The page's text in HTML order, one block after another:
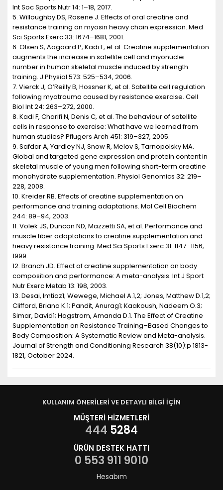
Int Soc Sports Nutr 14: 1–18, 2017.
5. Willoughby DS, Rosene J. Effects of oral creatine and
resistance training on myosin heavy chain expression. Med
Sci Sports Exerc 33: 1674–1681, 2001.
6. Olsen S, Aagaard P, Kadi F, et al. Creatine supplementation
augments the increase in satellite cell and myonuclei
number in human skeletal muscle induced by strength
training. J Physiol 573: 525–534, 2006.
7. Vierck J, O’Reilly B, Hossner K, et al. Satellite cell regulation
following myotrauma caused by resistance exercise. Cell
Biol Int 24: 263–272, 2000.
8. Kadi F, Charifi N, Denis C, et al. The behaviour of satellite
cells in response to exercise: What have we learned from
human studies? Pflugers Arch 451: 319–327, 2005.
9. Safdar A, Yardley NJ, Snow R, Melov S, Tarnopolsky MA.
Global and targeted gene expression and protein content in
skeletal muscle of young men following short-term creatine
monohydrate supplementation. Physiol Genomics 32: 219–
228, 2008.
10. Kreider RB. Effects of creatine supplementation on
performance and training adaptations. Mol Cell Biochem
244: 89–94, 2003.
11. Volek JS, Duncan ND, Mazzetti SA, et al. Performance and
muscle fiber adaptations to creatine supplementation and
heavy resistance training. Med Sci Sports Exerc 31: 1147–1156,
1999.
12. Branch JD. Effect of creatine supplementation on body
composition and performance: A meta-analysis. Int J Sport
Nutr Exerc Metab 13: 198, 2003.
13. Desai, Imtiaz1; Wewege, Michael A.1,2; Jones, Matthew D.1,2;
Clifford, Briana K.1; Pandit, Anurag1; Kaakoush, Nadeem O.3;
Simar, David1; Hagstrom, Amanda D.1. The Effect of Creatine
Supplementation on Resistance Training–Based Changes to
Body Composition: A Systematic Review and Meta-analysis.
Journal of Strength and Conditioning Research 38(10):p 1813-
1821, October 2024.
KULLANIM ÖNERİLERİ VE DETAYLI BİLGİ İÇİN
MÜŞTERİ HİZMETLERİ
444 5284
ÜRÜN DESTEK HATTI
0 553 911 9010
Hesabım